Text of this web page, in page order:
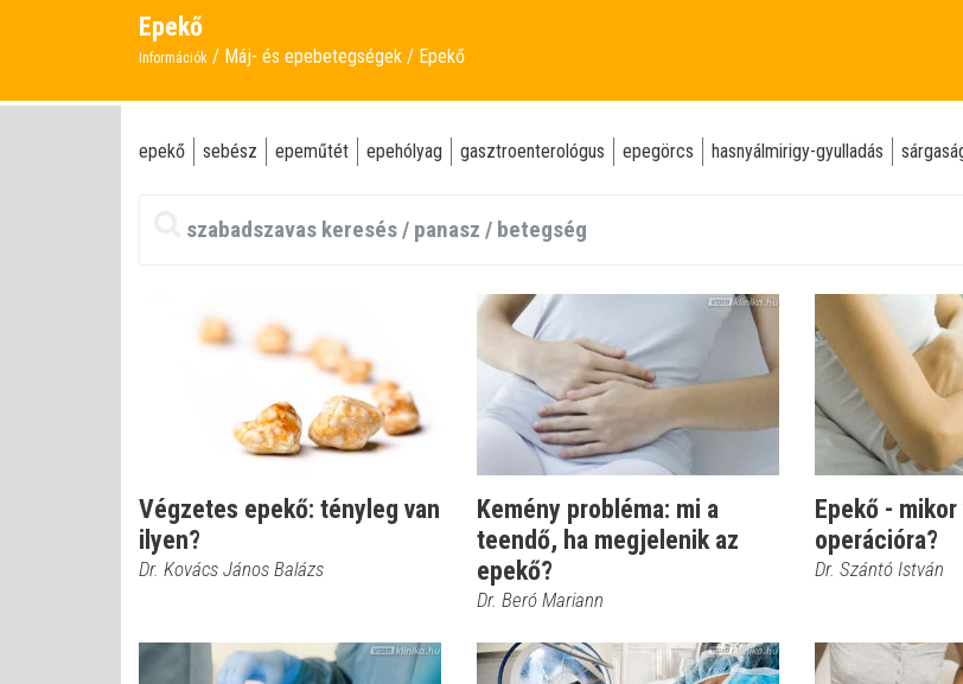
Epekő
Információk Máj- és epebetegségek Epekő
epekő sebész epeműtét epehólyag gasztroenterológus epegörcs hasnyálmirigy-gyulladás
Végzetes epekő: tényleg van
ilyen?
Dr. Kovács János Balázs
Kemény probléma: mi a
teendő, ha megjelenik az
epekő?
Dr. Beró Mariann
Epekő -
operációra?
Dr. Szántó István